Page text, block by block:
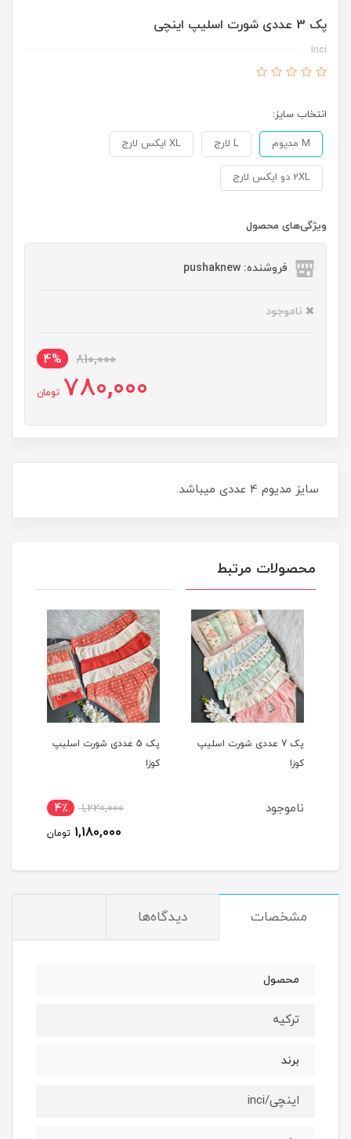
پک 3 عددی شورت اسلیپ اینچی
Inci
انتخاب سایز:
M مدیوم L لارج XL ایکس لارج
2XL دو ایکس لارج
ویژگی‌های محصول
فروشنده: pushaknew
ناموجود
810,000
4%
780,000 تومان
سایز مدیوم 4 عددی میباشد.
محصولات مرتبط
پک 7 عددی شورت اسلیپ
کوزا
ناموجود
پک 5 عددی شورت اسلیپ
کوزا
1,220,000 4٪
1,180,000 تومان
مشخصات دیدگاه‌ها
محصول
ترکیه
برند
اینچی/inci